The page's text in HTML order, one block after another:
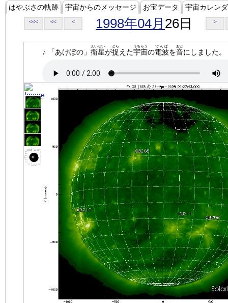
はやぶさの軌跡 宇宙からのメッセージ お宝データ 宇宙カレン
<<< << < 1998年04月 26日 >
♪ 「あけぼの」 衛星
えいせい
が捉
とら
えた宇宙
うちゅう
の電波
でんぱ
を音
おと
にしました。